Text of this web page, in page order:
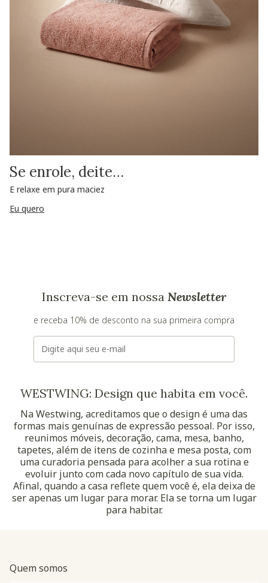
Se enrole, deite…
E relaxe em pura maciez
Eu quero
Inscreva-se em nossa Newsletter
e receba 10% de desconto na sua primeira compra
E-mail
WESTWING: Design que habita em você.
Na Westwing, acreditamos que o design é uma das
formas mais genuínas de expressão pessoal. Por isso,
reunimos móveis, decoração, cama, mesa, banho,
tapetes, além de itens de cozinha e mesa posta, com
uma curadoria pensada para acolher a sua rotina e
evoluir junto com cada novo capítulo de sua vida.
Afinal, quando a casa reflete quem você é, ela deixa de
ser apenas um lugar para morar. Ela se torna um lugar
para habitar.
Quem somos